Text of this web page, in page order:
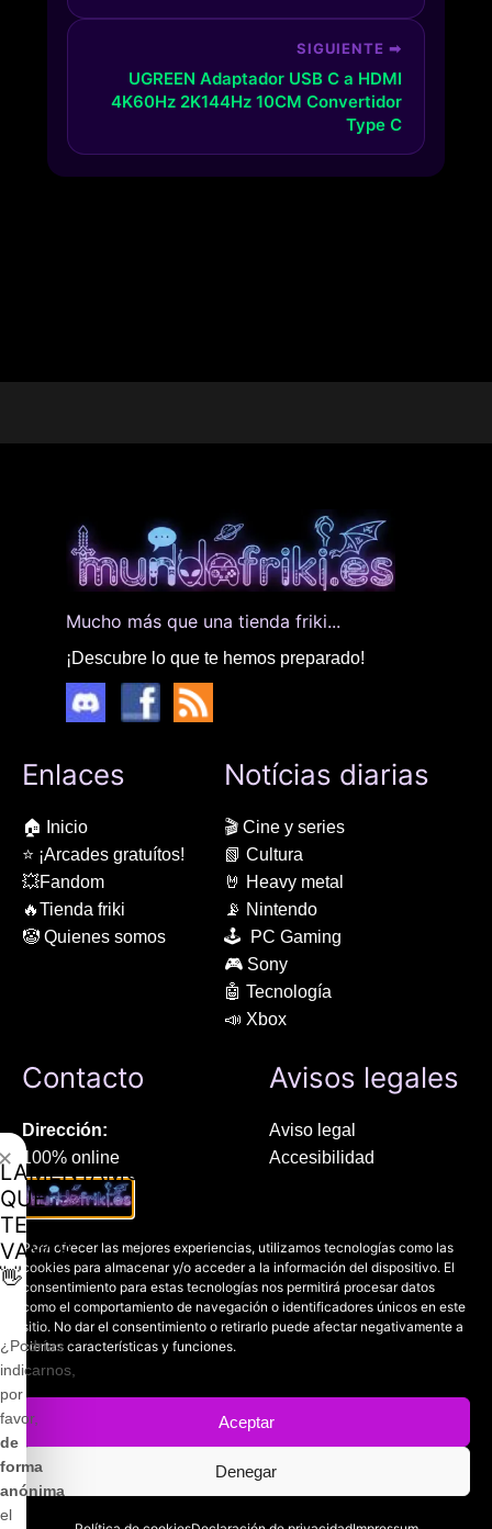
Para ofrecer las mejores experiencias, utilizamos tecnologías como las
cookies para almacenar y/o acceder a la información del dispositivo. El
consentimiento para estas tecnologías nos permitirá procesar datos
como el comportamiento de navegación o identificadores únicos en este
sitio. No dar el consentimiento o retirarlo puede afectar negativamente a
ciertas características y funciones.
Aceptar
Denegar
SIGUIENTE ➡
UGREEN Adaptador USB C a HDMI
4K60Hz 2K144Hz 10CM Convertidor
Type C
Mucho más que una tienda friki...
¡Descubre lo que te hemos preparado!
Enlaces
🏠 Inicio
⭐ ¡Arcades gratuítos!
💥Fandom
🔥Tienda friki
🤡 Quienes somos
Notícias diarias
🎬 Cine y series
📗 Cultura
🤘 Heavy metal
📡 Nintendo
🕹 PC Gaming
🎮 Sony
🤖 Tecnología
📣 Xbox
Contacto
Dirección:
100% online
Manresa (08241), Barcelona
Chat Whatsapp (solo texto):
+34 689 800 662
Correo:
contacto@mundofriki.es
Avisos legales
Aviso legal
Accesibilidad
Política de privacidad
Casadejús Pérez
LAMENTAMOS
QUE
TE
VAYAS
👋
¿Podrías
indicarnos,
por
favor,
de
forma
anónima
el